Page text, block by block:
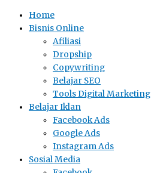
Home
Bisnis Online
Afiliasi
Dropship
Copywriting
Belajar SEO
Tools Digital Marketing
Belajar Iklan
Facebook Ads
Google Ads
Instagram Ads
Sosial Media